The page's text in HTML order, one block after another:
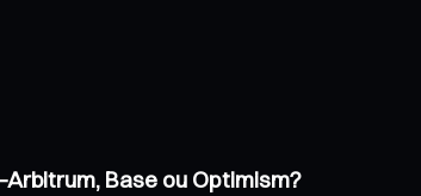
Base ou Optimism?